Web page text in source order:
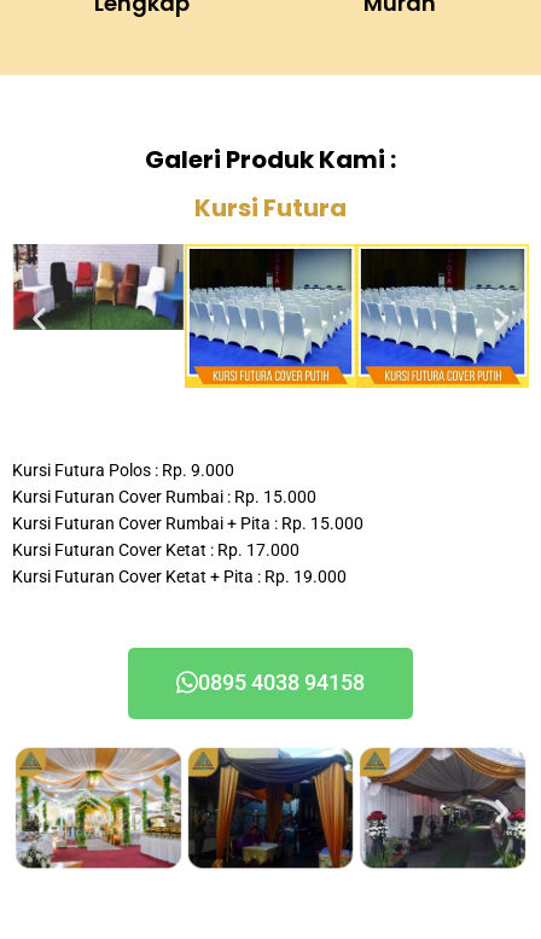
Galeri Produk Kami :
Kursi Futura
Kursi Futura Polos : Rp. 9.000
Kursi Futuran Cover Rumbai : Rp. 15.000
Kursi Futuran Cover Rumbai + Pita : Rp. 15.000
Kursi Futuran Cover Ketat : Rp. 17.000
Kursi Futuran Cover Ketat + Pita : Rp. 19.000
0895 4038 94158